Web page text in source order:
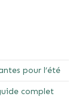
pour l’été
complet